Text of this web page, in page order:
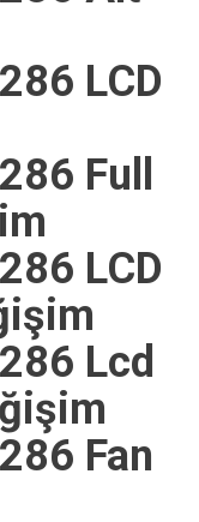
LCD
Full
LCD
Lcd
Fan